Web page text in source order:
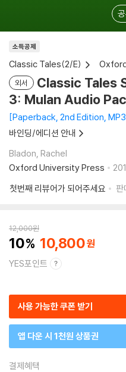
소득공제
Classic Tales(2/E)
외서
Classic Tales
3: Mulan Audio
Paperback, 2nd Edition, MP3
바인딩/에디션 안내
Bladon, Rachel
Oxford University Press
첫번째 리뷰어가 되어주세요
판
12,000원
10 10,800
YES포인트
사용 가능한 쿠폰 받기
앱 다운 시 1천원 상품권
결제혜택